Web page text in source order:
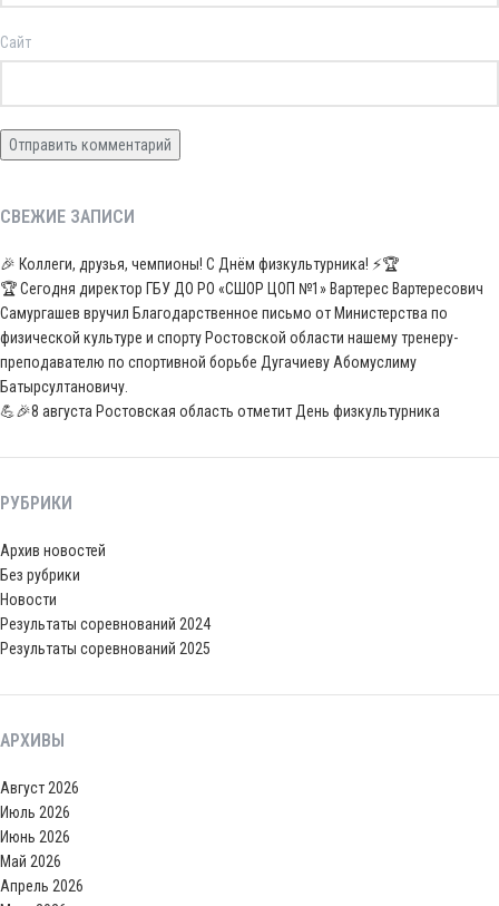
Сайт
СВЕЖИЕ ЗАПИСИ
🎉 Коллеги, друзья, чемпионы! С Днём физкультурника! ⚡️🏆
🏆 Сегодня директор ГБУ ДО РО «СШОР ЦОП №1» Вартерес Вартересович
Самургашев вручил Благодарственное письмо от Министерства по
физической культуре и спорту Ростовской области нашему тренеру-
преподавателю по спортивной борьбе Дугачиеву Абомуслиму
Батырсултановичу.
💪🎉8 августа Ростовская область отметит День физкультурника
РУБРИКИ
Архив новостей
Без рубрики
Новости
Результаты соревнований 2024
Результаты соревнований 2025
АРХИВЫ
Август 2026
Июль 2026
Июнь 2026
Май 2026
Апрель 2026